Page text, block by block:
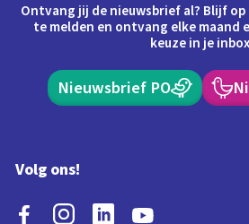
Ontvang jij de nieuwsbrief al? Blijf
te melden en ontvang elke maand
keuze in je
Nieuwsbrief PO
Volg ons!